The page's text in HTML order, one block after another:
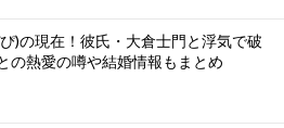
)の現在！彼氏・大倉士門と浮気で破
の熱愛の噂や結婚情報もまとめ